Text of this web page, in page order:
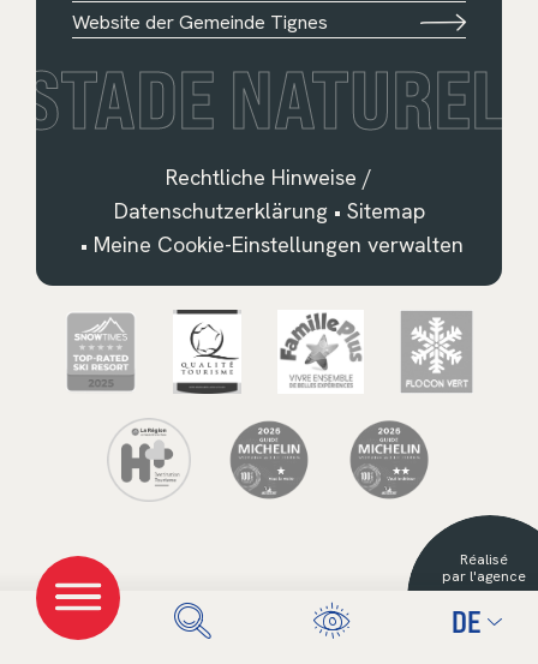
DE
Français
English
Deutsch
Nederlands
Español
Website der Gemeinde Tignes
STADE NATUREL
Rechtliche Hinweise /
Datenschutzerklärung• Sitemap
• Meine Cookie-Einstellungen verwalten
Réalisé
par l'agence